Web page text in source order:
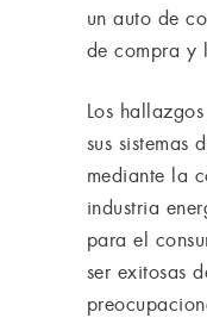
un auto de
de compra y
Los
sus sistemas
mediante la
industria
para el
ser exitosas